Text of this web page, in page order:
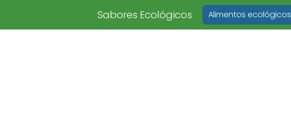
Sabores Ecológicos Alimentos ecológicos